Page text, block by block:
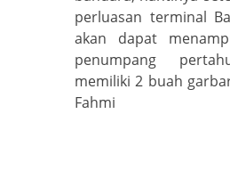
perluasan terminal
akan dapat
penumpang
memiliki 2 buah
Fahmi